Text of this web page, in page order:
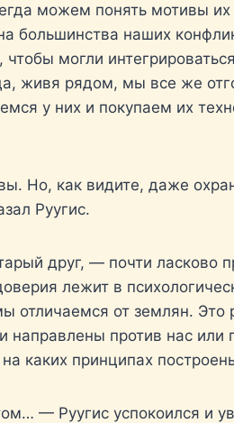
можем понять мотивы их
большинства наших
могли
живя рядом, мы все же
у них и покупаем их
Но, как видите, даже
Руугис.
друг, — почти
лежит в
от землян.
направлены против нас
на каких принципах
— Руугис успокоился и